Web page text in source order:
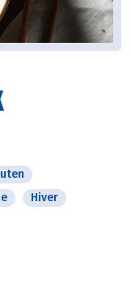
Hiver